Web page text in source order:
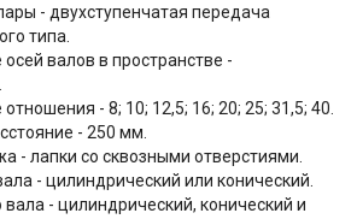
- двухступенчатая передача
типа.
валов в пространстве -
отношения - 8; 10; 12,5; 16; 20; 25; 31,5; 40.
- 250 мм.
- лапки со сквозными отверстиями.
- цилиндрический или конический.
- цилиндрический, конический и